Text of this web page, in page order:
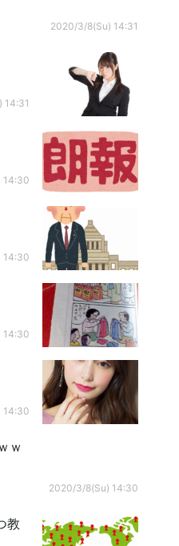
2020/3/8(Su) 14:31
14:31
14:30
14:30
14:30
14:30
ｗ
2020/3/8(Su) 14:30
教